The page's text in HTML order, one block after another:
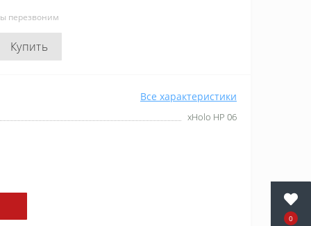
0
перезвоним
Купить
Все характеристики
xHolo HP 06